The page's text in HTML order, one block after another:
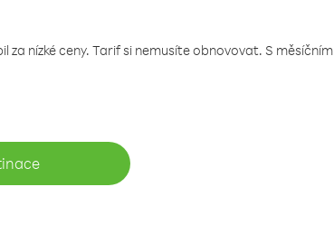
nízké ceny. Tarif si nemusíte obnovovat. S měsíčním